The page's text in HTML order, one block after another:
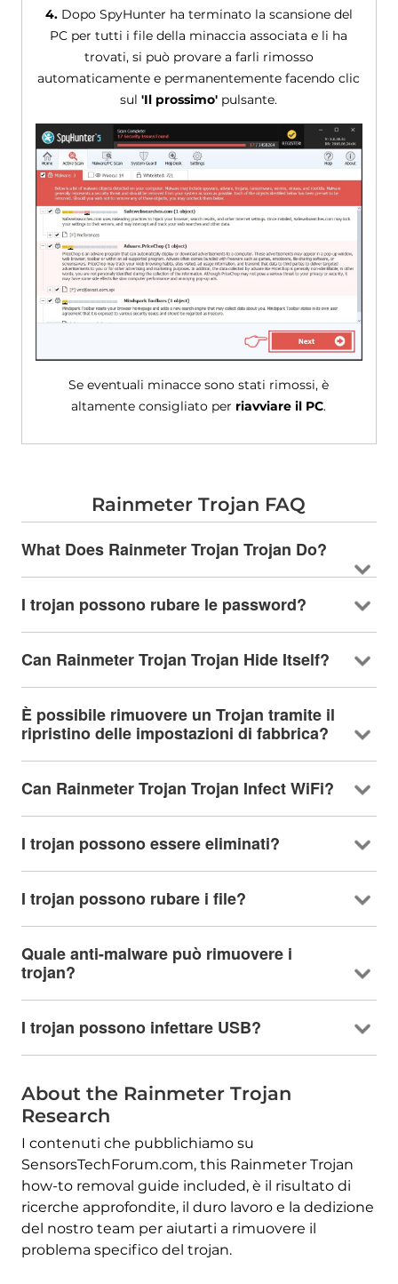
4.Dopo SpyHunter ha terminato la scansione del
PC per tutti i file della minaccia associata e li ha
trovati, si può provare a farli rimosso
automaticamente e permanentemente facendo clic
sul'Il prossimo' pulsante.
Se eventuali minacce sono stati rimossi, è
altamente consigliato per riavviare il PC.
Rainmeter Trojan FAQ
What Does Rainmeter Trojan Trojan Do?
I trojan possono rubare le password?
Can Rainmeter Trojan Trojan Hide Itself?
È possibile rimuovere un Trojan tramite il
ripristino delle impostazioni di fabbrica?
Can Rainmeter Trojan Trojan Infect WiFi?
I trojan possono essere eliminati?
I trojan possono rubare i file?
Quale anti-malware può rimuovere i
trojan?
I trojan possono infettare USB?
About the Rainmeter Trojan
Research
I contenuti che pubblichiamo su
SensorsTechForum.com, this Rainmeter Trojan
how-to removal guide included, è il risultato di
ricerche approfondite, il duro lavoro e la dedizione
del nostro team per aiutarti a rimuovere il
problema specifico del trojan.